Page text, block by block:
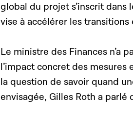
global du projet s’inscrit
vise à accélérer les
Le ministre des Finances n’a
l’impact concret des mesures
la question de savoir quand
envisagée, Gilles Roth a parlé